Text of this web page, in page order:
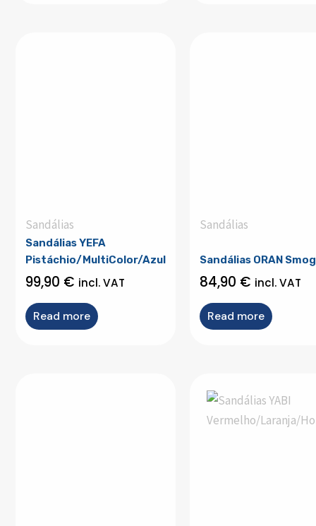
Sandálias
Sandálias YEFA
Pistáchio/MultiColor/Azul
99,90 € incl. VAT
Read more
Sandálias
Sandálias ORAN Smog
84,90 € incl. VAT
Read more